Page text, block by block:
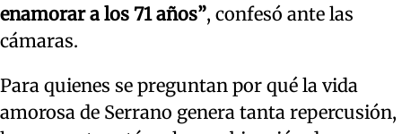
enamorar a los 71 años”, confesó ante las
cámaras.
Para quienes se preguntan por qué la vida
amorosa de Serrano genera tanta repercusión,